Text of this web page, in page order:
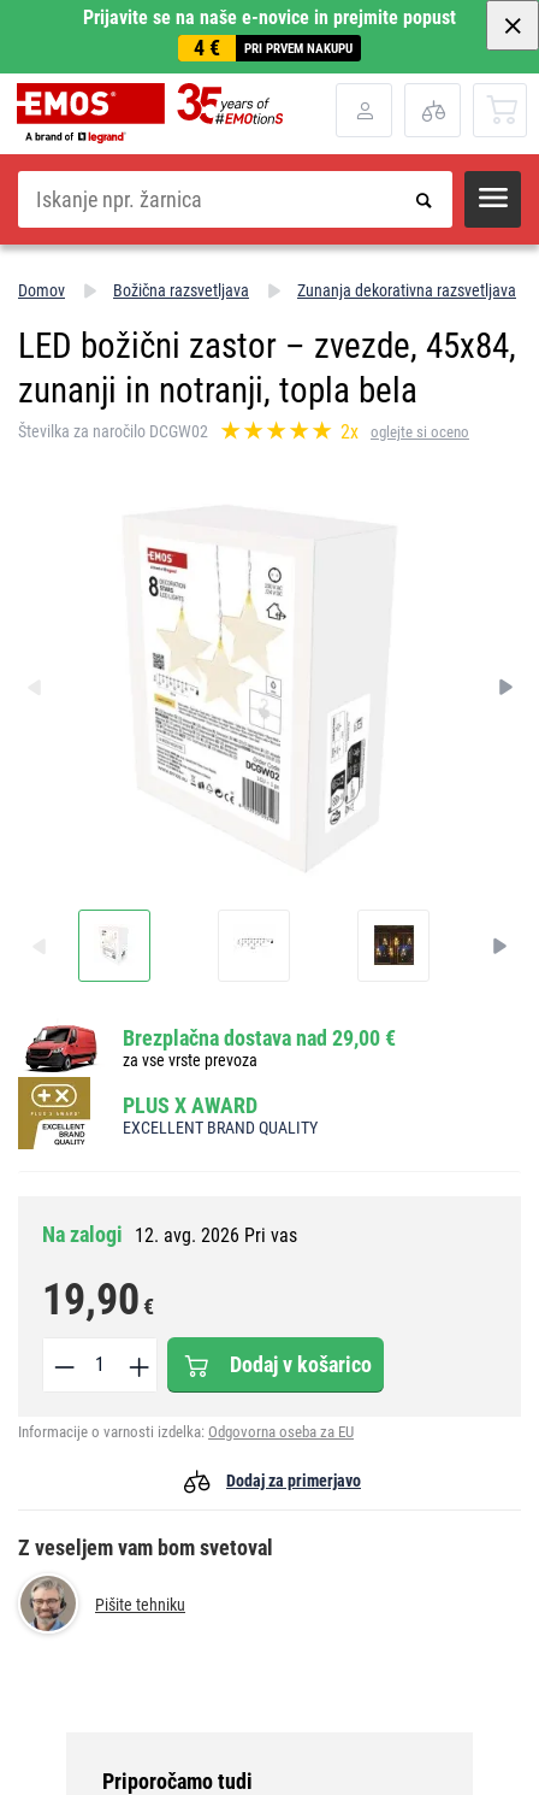
Prijavite se na naše e-novice in prejmite popust
4 € PRI PRVEM NAKUPU
Iskanje
Domov Božična razsvetljava Zunanja dekorativna razsvetljava
LED božični zastor – zvezde, 45x84,
zunanji in notranji, topla bela
Številka za naročilo DCGW02 2x oglejte si oceno
Brezplačna dostava nad 29,00 €
za vse vrste prevoza
PLUS X AWARD
EXCELLENT BRAND QUALITY
Na zalogi 12. avg. 2026 Pri vas
19,90€
Dodaj v košarico
Informacije o varnosti izdelka: Odgovorna oseba za EU
Dodaj za primerjavo
Z veseljem vam bom svetoval
Pišite tehniku
Priporočamo tudi